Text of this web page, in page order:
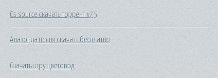
Cs source скачать торрент v75
Анаконда песня скачать бесплатно
Скачать игру цветовод